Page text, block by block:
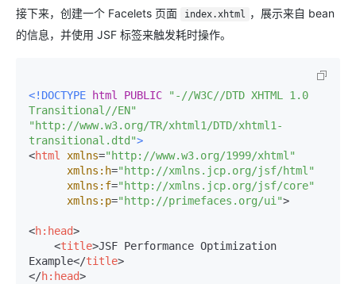
接下来，创建一个 Facelets 页面 index.xhtml ，展示来自 bean
的信息，并使用 JSF 标签来触发耗时操作。
<!DOCTYPE html PUBLIC
"-//W3C//DTD XHTML 1.0
Transitional//EN"
"http://www.w3.org/TR/xhtml1/DTD/xhtml1-
transitional.dtd">
<html xmlns="http://www.w3.org/1999/xhtml"
xmlns:h="http://xmlns.jcp.org/jsf/html"
xmlns:f="http://xmlns.jcp.org/jsf/core"
xmlns:p="http://primefaces.org/ui">
<h:head>
<title>JSF Performance Optimization
Example</title>
</h:head>